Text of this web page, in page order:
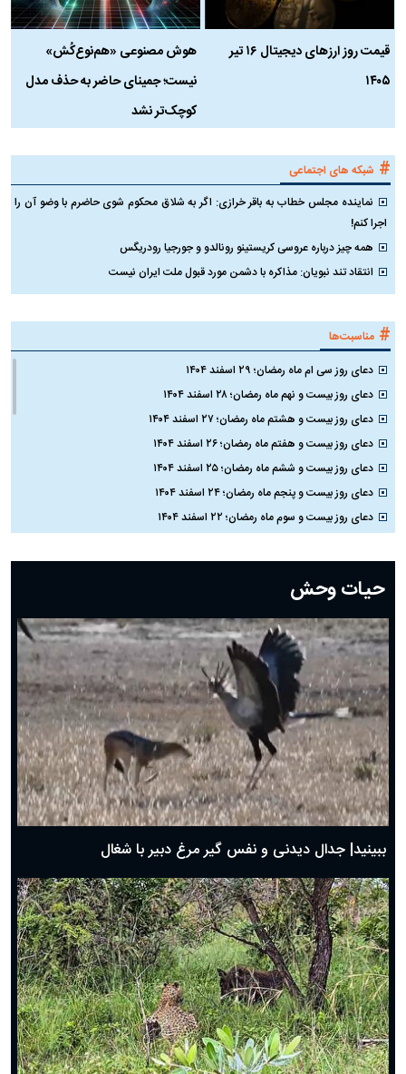
قیمت روز ارز‌های دیجیتال ۱۶ تیر
۱۴۰۵
هوش مصنوعی «هم‌نوع‌کُش»
نیست؛ جمینای حاضر به حذف مدل
کوچک‌تر نشد
# شبکه های اجتماعی
نماینده مجلس خطاب به باقر خرازی: اگر به شلاق محکوم شوی حاضرم با وضو آن را
اجرا کنم!
همه چیز درباره عروسی کریستینو رونالدو و جورجیا رودریگس
انتقاد تند نبویان: مذاکره با دشمن مورد قبول ملت ایران نیست
# مناسبت‌ها
دعای روز سی ام ماه رمضان؛ ۲۹ اسفند ۱۴۰۴
دعای روز بیست و نهم ماه رمضان؛ ۲۸ اسفند ۱۴۰۴
دعای روز بیست و هشتم ماه رمضان؛ ۲۷ اسفند ۱۴۰۴
دعای روز بیست و هفتم ماه رمضان؛ ۲۶ اسفند ۱۴۰۴
دعای روز بیست و ششم ماه رمضان؛ ۲۵ اسفند ۱۴۰۴
دعای روز بیست و پنجم ماه رمضان؛ ۲۴ اسفند ۱۴۰۴
دعای روز بیست و سوم ماه رمضان؛ ۲۲ اسفند ۱۴۰۴
دعای روز بیستم ماه رمضان؛ ۱۹ اسفند ۱۴۰۴
دعای روز هشتم ماه مبارک رمضان؛ ۷ اسفند ماه ۱۴۰۴
دعای روز هفتم ماه رمضان؛ ۶ اسفند ۱۴۰۴
دعای روز ششم ماه رمضان؛ ۵ اسفند ۱۴۰۴
دعای روز پنجم ماه رمضان؛ ۴ اسفند ۱۴۰۴
دعای روز چهارم ماه مبارک رمضان؛ ۳ اسفند ۱۴۰۴
دعای روز سوم ماه مبارک رمضان؛ ۱۴ اسفند ۱۴۰۴
دعای روز دوم ماه مبارک رمضان ۱ اسفند ماه ۱۴۰۴
دعای روز اول ماه مبارک رمضان، ۳۰ بهمن ۱۴۰۴
حضرت زینب(س) چگونه از دنیا رفت؟
بهترین پیامک تبریک روز پدر ۱۴۰۴؛ جملات زیبا و صمیمانه
حیات وحش
ببینید| جدال دیدنی و نفس گیر مرغ دبیر با شغال